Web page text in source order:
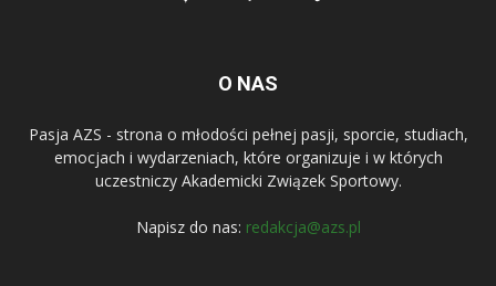
O NAS
Pasja AZS - strona o młodości pełnej pasji, sporcie, studiach,
emocjach i wydarzeniach, które organizuje i w których
uczestniczy Akademicki Związek Sportowy.
Napisz do nas: redakcja@azs.pl